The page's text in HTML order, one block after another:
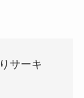
サーキ